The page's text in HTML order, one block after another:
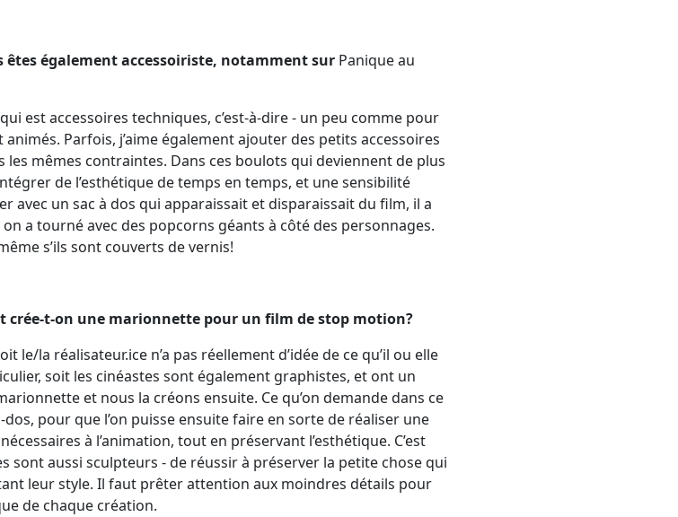
également accessoiriste, notamment sur Panique au
est accessoires techniques, c’est-à-dire - un peu comme pour
Parfois, j’aime également ajouter des petits accessoires
les mêmes contraintes. Dans ces boulots qui deviennent de plus
de l’esthétique de temps en temps, et une sensibilité
avec un sac à dos qui apparaissait et disparaissait du film, il a
a tourné avec des popcorns géants à côté des personnages.
s’ils sont couverts de vernis!
crée-t-on une marionnette pour un film de stop motion?
le/la réalisateur.ice n’a pas réellement d’idée de ce qu’il ou elle
soit les cinéastes sont également graphistes, et ont un
et nous la créons ensuite. Ce qu’on demande dans ce
pour que l’on puisse ensuite faire en sorte de réaliser une
à l’animation, tout en préservant l’esthétique. C’est
aussi sculpteurs - de réussir à préserver la petite chose qui
leur style. Il faut prêter attention aux moindres détails pour
de chaque création.